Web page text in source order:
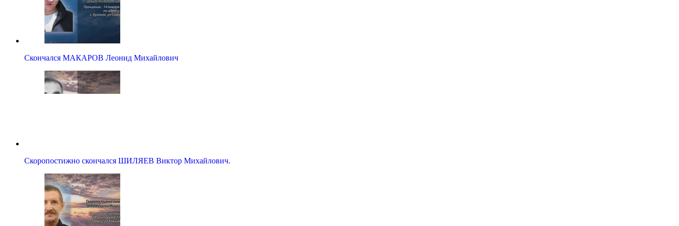
Скончался МАКАРОВ Леонид Михайлович
Скоропостижно скончался ШИЛЯЕВ Виктор Михайлович.